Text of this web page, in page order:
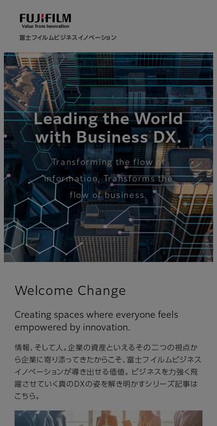
富士フイルムビジネスイノベーション
Leading the World
with Business DX.
Transforming the flow of
information, Transforms the
flow of business.
Welcome Change
Creating spaces where everyone feels
empowered by innovation.
情報、そして⼈。企業の資産といえるその⼆つの視点か
ら企業に寄り添ってきたからこそ、富⼠フイルムビジネス
イノベーションが導き出せる価値。 ビジネスを⼒強く⾶
躍させていく真のDXの姿を解き明かすシリーズ記事は
こちら。